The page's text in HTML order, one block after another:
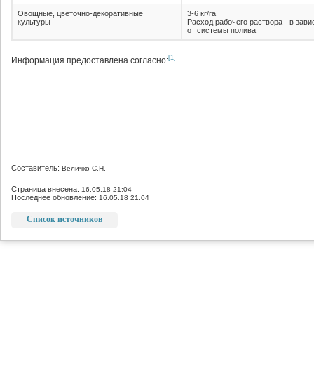
Овощные, цветочно-декоративные
культуры
3-6 кг/га
Расход рабочего раствора - в
от системы полива
Информация предоставлена согласно:[1]
Составитель: Величко С.Н.
Страница внесена: 16.05.18 21:04
Последнее обновление: 16.05.18 21:04
Список источников